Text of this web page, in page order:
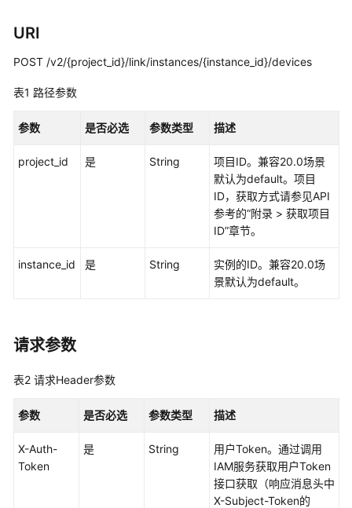
户
南
最
实
API
使
前
API
概
URI
POST /v2/{project_id}/link/instances/{instance_id}/devices
表1 路径参数
参数 是否必选 参数类型 描述
project_id 是 String
项目ID。兼容20.0场景
默认为default。项目
ID，获取方式请参见API
参考的“附录 > 获取项目
ID”章节。
instance_id 是 String
实例的ID。兼容20.0场
景默认为default。
请求参数
表2 请求Header参数
参数 是否必选 参数类型 描述
X-Auth-
Token
是 String
用户Token。通过调用
IAM服务获取用户Token
接口获取（响应消息头中
X-Subject-Token的